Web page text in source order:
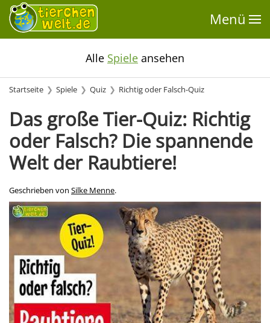
Menü
Alle Spiele ansehen
Startseite Spiele Quiz Richtig oder Falsch-Quiz
Das große Tier-Quiz: Richtig
oder Falsch? Die spannende
Welt der Raubtiere!
Geschrieben von Silke Menne.